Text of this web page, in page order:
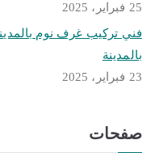
25 فبراير، 2025
بالمدينة
23 فبراير، 2025
صفحات